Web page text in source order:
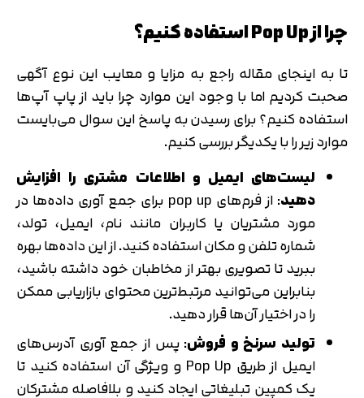
چرا از Pop Up استفاده کنیم؟
تا به اینجای مقاله راجع به مزایا و معایب این نوع آگهی
صحبت کردیم اما با وجود این موارد چرا باید از پاپ آپ‌ها
استفاده کنیم؟ برای رسیدن به پاسخ این سوال می‌بایست
موارد زیر را با یکدیگر بررسی کنیم.
لیست‌های ایمیل و اطلاعات مشتری را افزایش
دهید
: از فرم‌های pop up برای جمع آوری داده‌ها در
مورد مشتریان یا کاربران مانند نام، ایمیل، تولد،
شماره تلفن و مکان استفاده کنید. از این داده‌ها بهره
ببرید تا تصویری بهتر از مخاطبان خود داشته باشید،
بنابراین می‌توانید مرتبط‌ترین محتوای بازاریابی ممکن
را در اختیار آن‌ها قرار دهید.
تولید سرنخ و فروش: پس از جمع آوری آدرس‌های
ایمیل از طریق Pop Up و ویژگی آن استفاده کنید تا
یک کمپین تبلیغاتی ایجاد کنید و بلافاصله مشترکان